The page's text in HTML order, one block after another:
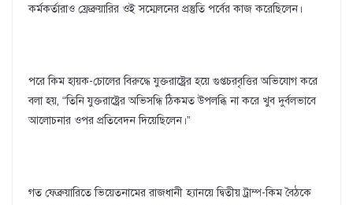
কর্মকর্তারাও ফ্রেব্রুয়ারির ওই সম্মেলনের প্রস্তুতি পর্বের কাজ করেছিলেন।
পরে কিম হায়ক-চোলের বিরুদ্ধে যুক্তরাষ্ট্রের হয়ে গুপ্তচরবৃত্তির অভিযোগ করে
বলা হয়, “তিনি যুক্তরাষ্ট্রের অভিসন্ধি ঠিকমত উপলব্ধি না করে খুব দুর্বলভাবে
আলোচনার ওপর প্রতিবেদন দিয়েছিলেন।”
গত ফেব্রুয়ারিতে ভিয়েতনামের রাজধানী হ্যানয়ে দ্বিতীয় ট্রাম্প-কিম বৈঠকে